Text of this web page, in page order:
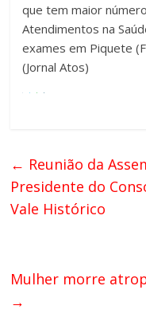
que tem maior
Atendimentos na
exames em Piquete
(Jornal Atos)
← Reunião da
Presidente do
Vale Histórico
Mulher morre
→